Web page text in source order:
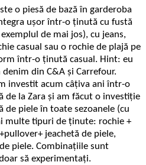
o piesă de bază în garderoba
ușor într-o ținută cu fustă
de mai jos), cu jeans,
casual sau o rochie de plajă pe
într-o ținută casual. Hint: eu
din C&A și Carrefour.
investit acum câțiva ani într-o
de la Zara și am făcut o investiție
de piele în toate sezoanele (cu
multe tipuri de ținute: rochie +
jeachetă de piele,
piele. Combinațiile sunt
să experimentați.